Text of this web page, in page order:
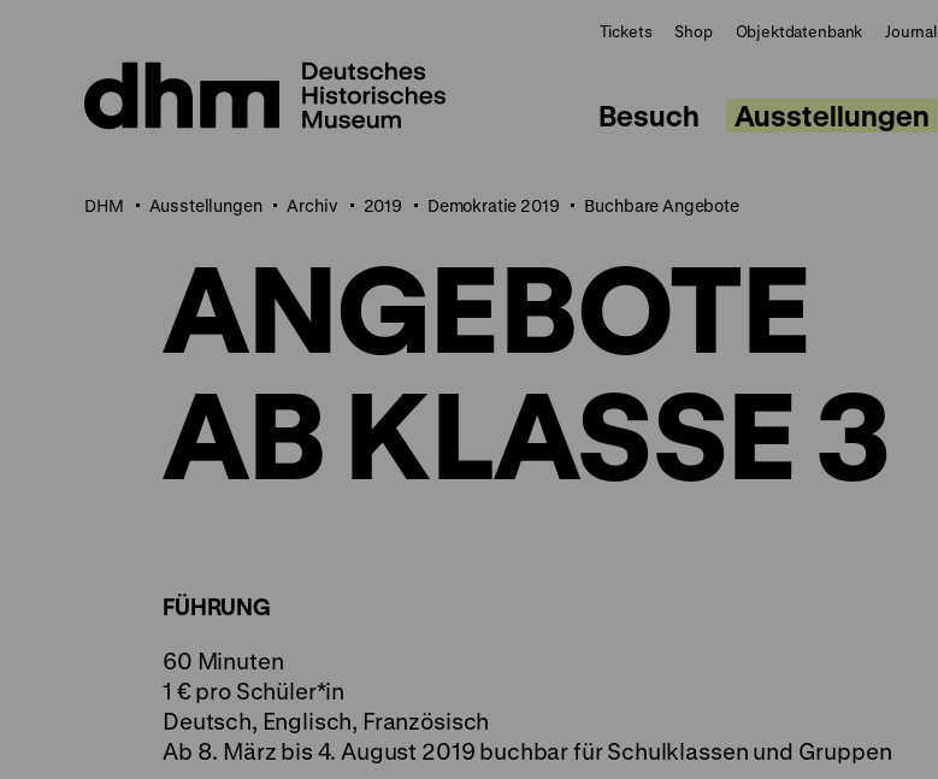
Seiteninhalt
springen
Tickets Shop Objektdatenbank Journal
Besuch Ausstellungen
DHM Ausstellungen Archiv 2019 Demokratie 2019 Buchbare Angebote
ANGEBOTE
AB KLASSE 3
FÜHRUNG
60 Minuten
1 € pro Schüler*in
Deutsch, Englisch, Französisch
Ab 8. März bis 4. August 2019 buchbar für Schulklassen und Gruppen